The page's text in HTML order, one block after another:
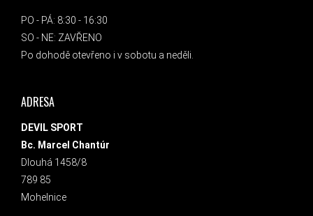
PO - PÁ: 8:30 - 16:30
SO - NE: ZAVŘENO
Po dohodě otevřeno i v sobotu a neděli.
ADRESA
DEVIL SPORT
Bc. Marcel Chantúr
Dlouhá 1458/8
789 85
Mohelnice